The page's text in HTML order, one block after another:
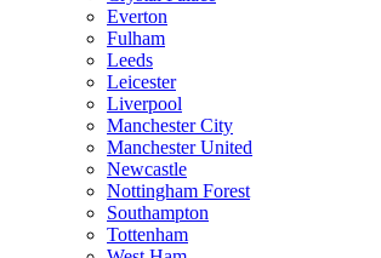
Everton
Fulham
Leeds
Leicester
Liverpool
Manchester City
Manchester United
Newcastle
Nottingham Forest
Southampton
Tottenham